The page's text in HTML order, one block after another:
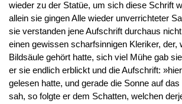
wieder zu der Statüe, um sich diese Schrift
allein sie gingen Alle wieder unverrichteter
sie verstanden jene Aufschrift durchaus
einen gewissen scharfsinnigen Kleriker, der,
Bildsäule gehört hatte, sich viel Mühe gab
er sie endlich erblickt und die Aufschrift:
gelesen hatte, und gerade die Sonne auf
sah, so folgte er dem Schatten, welchen